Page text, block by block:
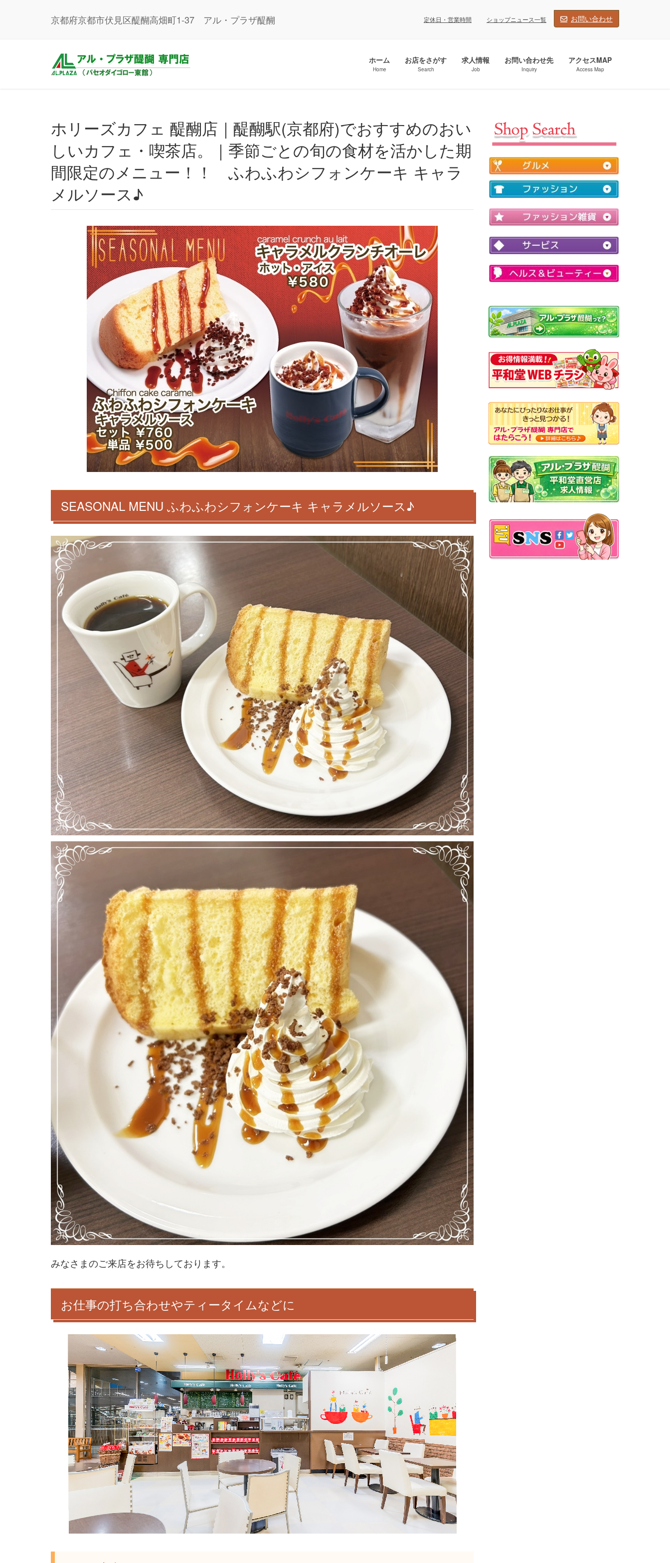
京都府京都市伏見区醍醐高畑町1-37 アル・プラザ醍醐 定休日・営業時間 ショップニュース一覧 お問い合わせ
ホーム
Home
お店をさがす
Search
求人情報
Job
お問い合わせ先
Inquiry
アクセスMAP
Access Map
ホリーズカフェ 醍醐店｜醍醐駅(京都府)でおすすめのおい
しいカフェ・喫茶店。｜季節ごとの旬の食材を活かした期
間限定のメニュー！！ ふわふわシフォンケーキ キャラ
メルソース♪
SEASONAL MENU ふわふわシフォンケーキ キャラメルソース♪
みなさまのご来店をお待ちしております。
お仕事の打ち合わせやティータイムなどに